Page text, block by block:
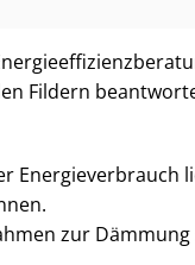
Fildern
En­er­gie­ver­brauch
zur